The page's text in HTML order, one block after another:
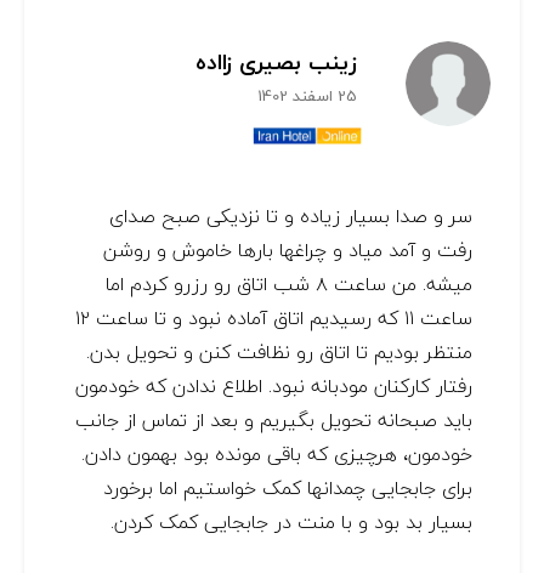
زینب بصیری زااده
25 اسفند 1402
سر و صدا بسیار زیاده و تا نزدیکی صبح صدای
رفت و آمد میاد و چراغها بارها خاموش و روشن
میشه. من ساعت ٨ شب اتاق رو رزرو کردم اما
ساعت ١١ که رسیدیم اتاق آماده نبود و تا ساعت ١٢
منتظر بودیم تا اتاق رو نظافت کنن و تحویل بدن.
رفتار کارکنان مودبانه نبود. اطلاع ندادن که خودمون
باید صبحانه تحویل بگیریم و بعد از تماس از جانب
خودمون، هرچیزی که باقی مونده بود بهمون دادن.
برای جابجایی چمدانها کمک خواستیم اما برخورد
بسیار بد بود و با منت در جابجایی کمک کردن.